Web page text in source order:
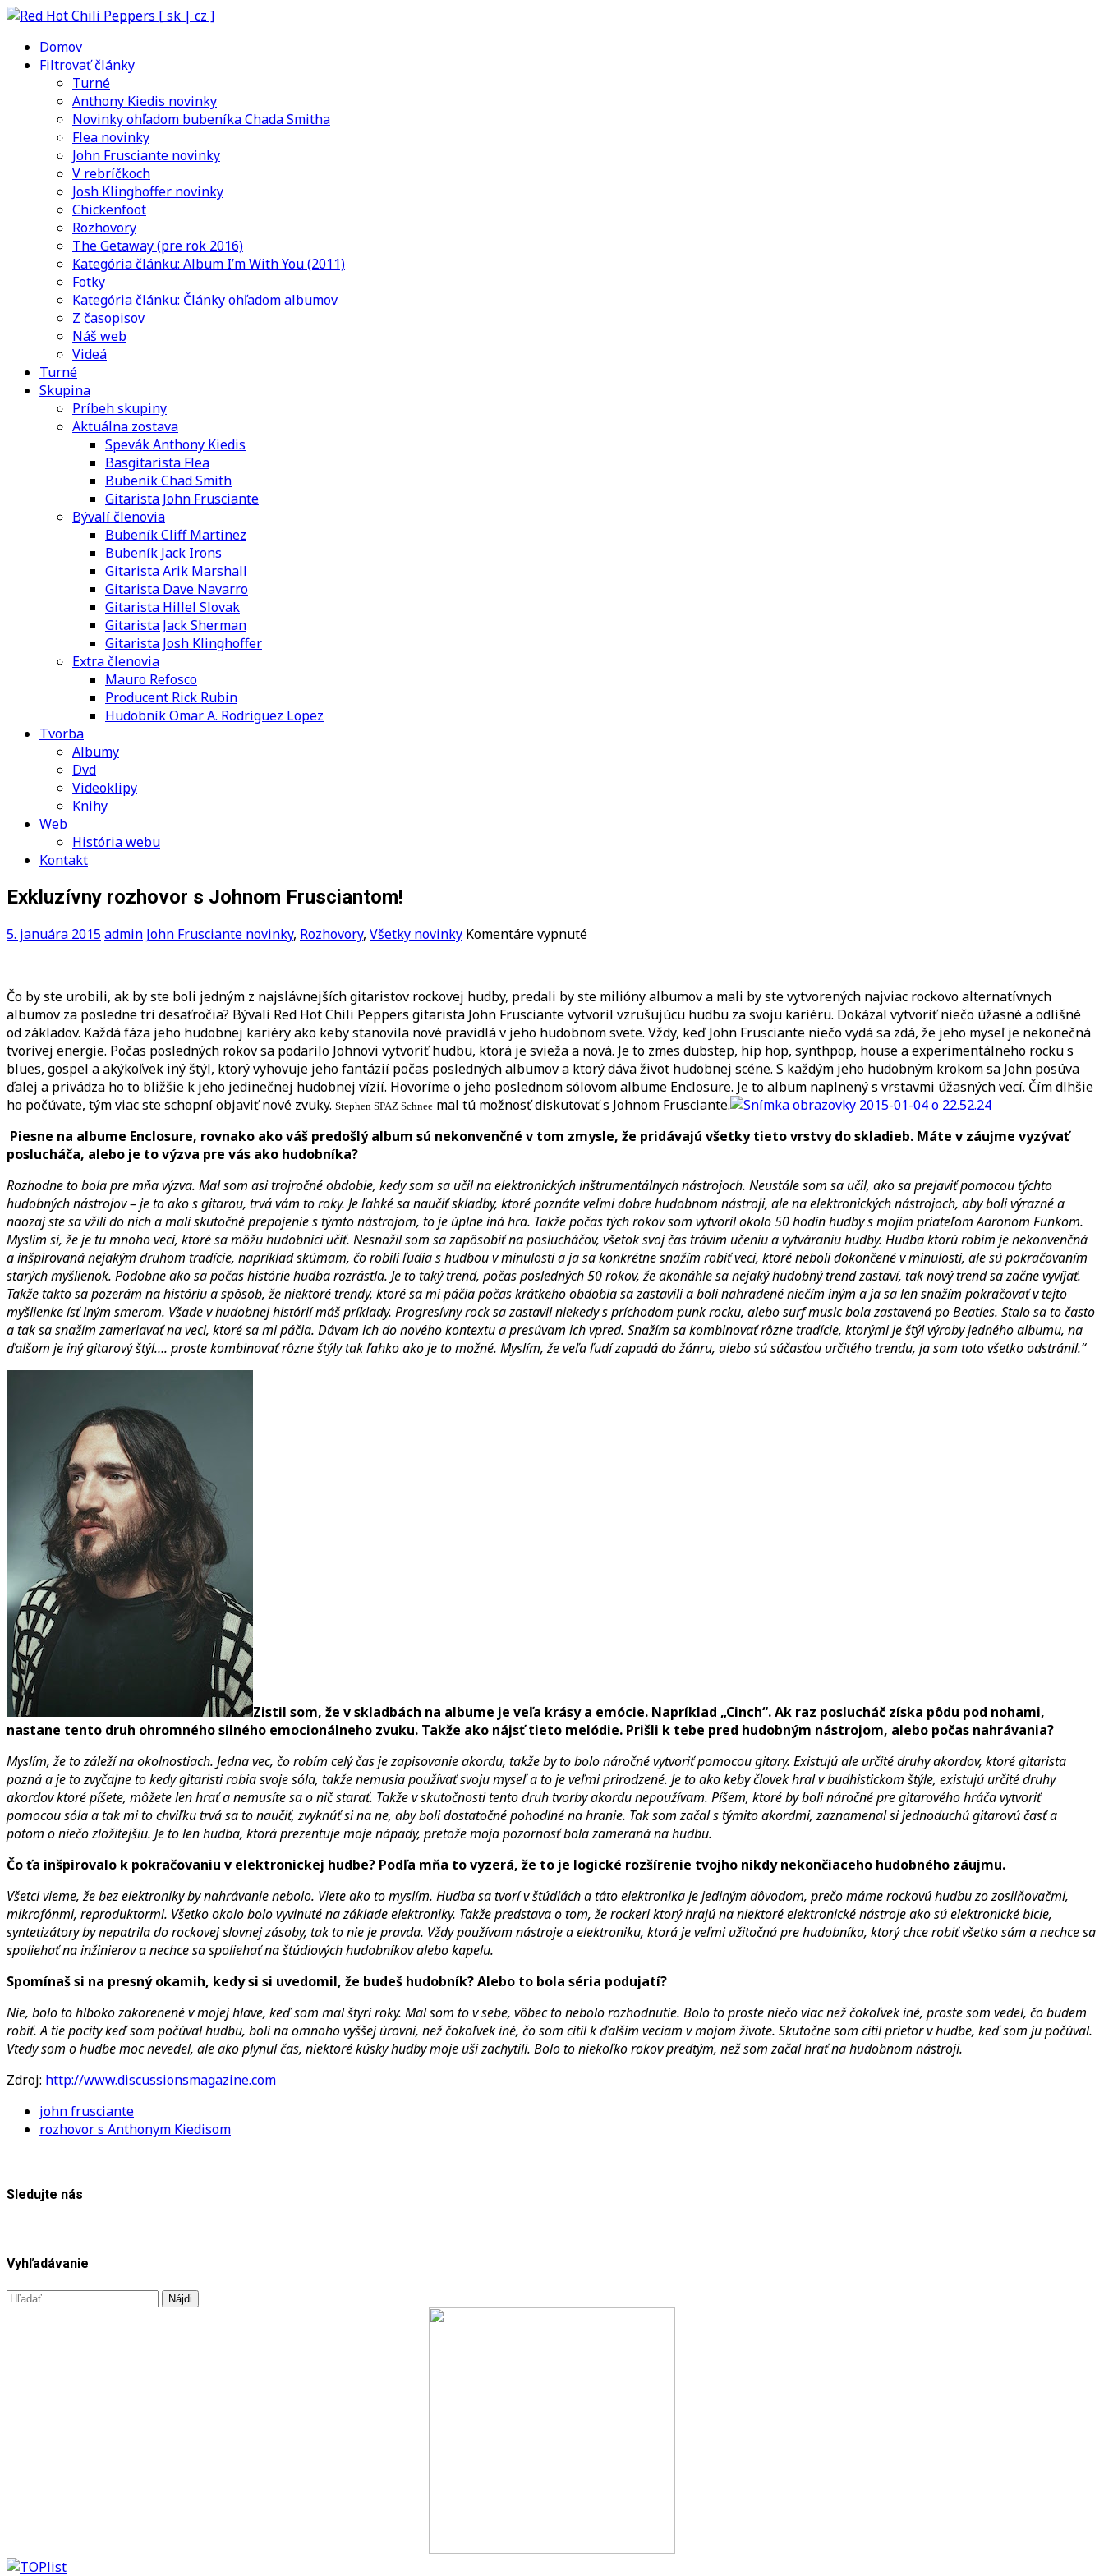
Domov
Filtrovať články
Turné
Anthony Kiedis novinky
Novinky ohľadom bubeníka Chada Smitha
Flea novinky
John Frusciante novinky
V rebríčkoch
Josh Klinghoffer novinky
Chickenfoot
Rozhovory
The Getaway (pre rok 2016)
Kategória článku: Album I’m With You (2011)
Fotky
Kategória článku: Články ohľadom albumov
Z časopisov
Náš web
Videá
Turné
Skupina
Príbeh skupiny
Aktuálna zostava
Spevák Anthony Kiedis
Basgitarista Flea
Bubeník Chad Smith
Gitarista John Frusciante
Bývalí členovia
Bubeník Cliff Martinez
Bubeník Jack Irons
Gitarista Arik Marshall
Gitarista Dave Navarro
Gitarista Hillel Slovak
Gitarista Jack Sherman
Gitarista Josh Klinghoffer
Extra členovia
Mauro Refosco
Producent Rick Rubin
Hudobník Omar A. Rodriguez Lopez
Tvorba
Albumy
Dvd
Videoklipy
Knihy
Web
História webu
Kontakt
Exkluzívny rozhovor s Johnom Frusciantom!
5. januára 2015admin John Frusciante novinky, Rozhovory, Všetky novinky Komentáre vypnuténa
Johnom
Frusciantom!
Čo by ste urobili, ak by ste boli jedným z najslávnejších gitaristov rockovej hudby, predali by ste milióny albumov a mali by ste vytvorených najviac rockovo alternatívnych
albumov za posledne tri desaťročia? Bývalí Red Hot Chili Peppers gitarista John Frusciante vytvoril vzrušujúcu hudbu za svoju kariéru. Dokázal vytvoriť niečo úžasné a odlišné
od základov. Každá fáza jeho hudobnej kariéry ako keby stanovila nové pravidlá v jeho hudobnom svete. Vždy, keď John Frusciante niečo vydá sa zdá, že jeho myseľ je nekonečná
tvorivej energie. Počas posledných rokov sa podarilo Johnovi vytvoriť hudbu, ktorá je svieža a nová. Je to zmes dubstep, hip hop, synthpop, house a experimentálneho rocku s
blues, gospel a akýkoľvek iný štýl, ktorý vyhovuje jeho fantázií počas posledných albumov a ktorý dáva život hudobnej scéne. S každým jeho hudobným krokom sa John posúva
ďalej a privádza ho to bližšie k jeho jedinečnej hudobnej vízií. Hovoríme o jeho poslednom sólovom albume Enclosure. Je to album naplnený s vrstavmi úžasných vecí. Čím dlhšie
ho počúvate, tým viac ste schopní objaviť nové zvuky. Stephen SPAZ Schnee mal tú možnosť diskutovať s Johnom Frusciante.
Piesne na albume Enclosure, rovnako ako váš predošlý album sú nekonvenčné v tom zmysle, že pridávajú všetky tieto vrstvy do skladieb. Máte v záujme vyzývať
poslucháča, alebo je to výzva pre vás ako hudobníka?
Rozhodne to bola pre mňa výzva. Mal som asi trojročné obdobie, kedy som sa učil na elektronických inštrumentálnych nástrojoch. Neustále som sa učil, ako sa prejaviť pomocou týchto
hudobných nástrojov – je to ako s gitarou, trvá vám to roky. Je ľahké sa naučiť skladby, ktoré poznáte veľmi dobre hudobnom nástroji, ale na elektronických nástrojoch, aby boli výrazné a
naozaj ste sa vžili do nich a mali skutočné prepojenie s týmto nástrojom, to je úplne iná hra. Takže počas tých rokov som vytvoril okolo 50 hodín hudby s mojím priateľom Aaronom Funkom.
Myslím si, že je tu mnoho vecí, ktoré sa môžu hudobníci učiť. Nesnažil som sa zapôsobiť na poslucháčov, všetok svoj čas trávim učeniu a vytváraniu hudby. Hudba ktorú robím je nekonvenčná
a inšpirovaná nejakým druhom tradície, napríklad skúmam, čo robili ľudia s hudbou v minulosti a ja sa konkrétne snažím robiť veci, ktoré neboli dokončené v minulosti, ale sú pokračovaním
starých myšlienok. Podobne ako sa počas histórie hudba rozrástla. Je to taký trend, počas posledných 50 rokov, že akonáhle sa nejaký hudobný trend zastaví, tak nový trend sa začne vyvíjať.
Takže takto sa pozerám na históriu a spôsob, že niektoré trendy, ktoré sa mi páčia počas krátkeho obdobia sa zastavili a boli nahradené niečím iným a ja sa len snažím pokračovať v tejto
myšlienke ísť iným smerom. Všade v hudobnej histórií máš príklady. Progresívny rock sa zastavil niekedy s príchodom punk rocku, alebo surf music bola zastavená po Beatles. Stalo sa to často
a tak sa snažím zameriavať na veci, ktoré sa mi páčia. Dávam ich do nového kontextu a presúvam ich vpred. Snažím sa kombinovať rôzne tradície, ktorými je štýl výroby jedného albumu, na
ďalšom je iný gitarový štýl…. proste kombinovať rôzne štýly tak ľahko ako je to možné. Myslím, že veľa ľudí zapadá do žánru, alebo sú súčasťou určitého trendu, ja som toto všetko odstránil.“
Zistil som, že v skladbách na albume je veľa krásy a emócie. Napríklad „Cinch“. Ak raz poslucháč získa pôdu pod nohami,
nastane tento druh ohromného silného emocionálneho zvuku. Takže ako nájsť tieto melódie. Prišli k tebe pred hudobným nástrojom, alebo počas nahrávania?
Myslím, že to záleží na okolnostiach. Jedna vec, čo robím celý čas je zapisovanie akordu, takže by to bolo náročné vytvoriť pomocou gitary. Existujú ale určité druhy akordov, ktoré gitarista
pozná a je to zvyčajne to kedy gitaristi robia svoje sóla, takže nemusia používať svoju myseľ a to je veľmi prirodzené. Je to ako keby človek hral v budhistickom štýle, existujú určité druhy
akordov ktoré píšete, môžete len hrať a nemusíte sa o nič starať. Takže v skutočnosti tento druh tvorby akordu nepoužívam. Píšem, ktoré by boli náročné pre gitarového hráča vytvoriť
pomocou sóla a tak mi to chviľku trvá sa to naučiť, zvyknúť si na ne, aby boli dostatočné pohodlné na hranie. Tak som začal s týmito akordmi, zaznamenal si jednoduchú gitarovú časť a
potom o niečo zložitejšiu. Je to len hudba, ktorá prezentuje moje nápady, pretože moja pozornosť bola zameraná na hudbu.
Čo ťa inšpirovalo k pokračovaniu v elektronickej hudbe? Podľa mňa to vyzerá, že to je logické rozšírenie tvojho nikdy nekončiaceho hudobného záujmu.
Všetci vieme, že bez elektroniky by nahrávanie nebolo. Viete ako to myslím. Hudba sa tvorí v štúdiách a táto elektronika je jediným dôvodom, prečo máme rockovú hudbu zo zosilňovačmi,
mikrofónmi, reproduktormi. Všetko okolo bolo vyvinuté na základe elektroniky. Takže predstava o tom, že rockeri ktorý hrajú na niektoré elektronické nástroje ako sú elektronické bicie,
syntetizátory by nepatrila do rockovej slovnej zásoby, tak to nie je pravda. Vždy používam nástroje a elektroniku, ktorá je veľmi užitočná pre hudobníka, ktorý chce robiť všetko sám a nechce sa
spoliehať na inžinierov a nechce sa spoliehať na štúdiových hudobníkov alebo kapelu.
Spomínaš si na presný okamih, kedy si si uvedomil, že budeš hudobník? Alebo to bola séria podujatí?
Nie, bolo to hlboko zakorenené v mojej hlave, keď som mal štyri roky. Mal som to v sebe, vôbec to nebolo rozhodnutie. Bolo to proste niečo viac než čokoľvek iné, proste som vedel, čo budem
robiť. A tie pocity keď som počúval hudbu, boli na omnoho vyššej úrovni, než čokoľvek iné, čo som cítil k ďalším veciam v mojom živote. Skutočne som cítil prietor v hudbe, keď som ju počúval.
Vtedy som o hudbe moc nevedel, ale ako plynul čas, niektoré kúsky hudby moje uši zachytili. Bolo to niekoľko rokov predtým, než som začal hrať na hudobnom nástroji.
Zdroj: http://www.discussionsmagazine.com
john frusciante
rozhovor s Anthonym Kiedisom
Sledujte nás
Vyhľadávanie
Hľadať: